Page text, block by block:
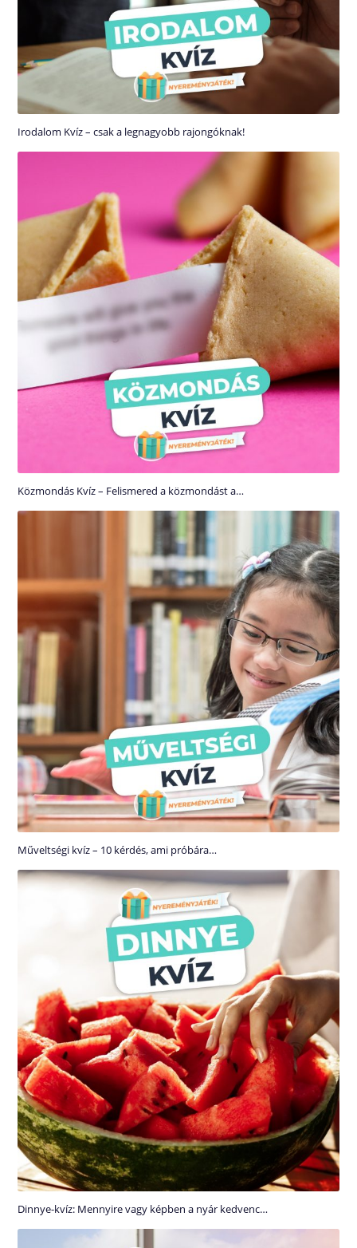
Irodalom Kvíz – csak a legnagyobb rajongóknak!
Közmondás Kvíz – Felismered a közmondást a…
Műveltségi kvíz – 10 kérdés, ami próbára…
Dinnye-kvíz: Mennyire vagy képben a nyár kedvenc…